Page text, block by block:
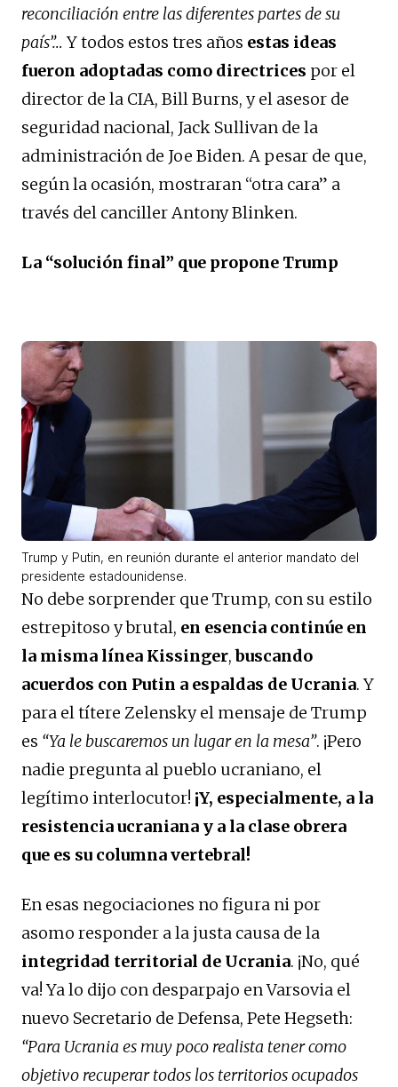
reconciliación entre las diferentes partes de su
país”… Y todos estos tres años estas ideas
fueron adoptadas como directrices por el
director de la CIA, Bill Burns, y el asesor de
seguridad nacional, Jack Sullivan de la
administración de Joe Biden. A pesar de que,
según la ocasión, mostraran “otra cara” a
través del canciller Antony Blinken.
La “solución final” que propone Trump
Trump y Putin, en reunión durante el anterior mandato del
presidente estadounidense.
No debe sorprender que Trump, con su estilo
estrepitoso y brutal, en esencia continúe en
la misma línea Kissinger,buscando
acuerdos con Putin a espaldas de Ucrania. Y
para el títere Zelensky el mensaje de Trump
es “Ya le buscaremos un lugar en la mesa”. ¡Pero
nadie pregunta al pueblo ucraniano, el
legítimo interlocutor! ¡Y, especialmente, a la
resistencia ucraniana y a la clase obrera
que es su columna vertebral!
En esas negociaciones no figura ni por
asomo responder a la justa causa de la
integridad territorial de Ucrania. ¡No, qué
va! Ya lo dijo con desparpajo en Varsovia el
nuevo Secretario de Defensa, Pete Hegseth:
“Para Ucrania es muy poco realista tener como
objetivo recuperar todos los territorios ocupados